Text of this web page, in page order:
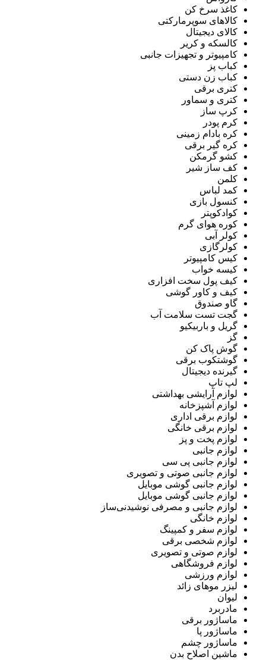
کاغذ سرخ کن
کالاهای سوپرمارکتی
کالای دیجیتال
کالسکه و کریر
کامپیوتر و تجهیزات جانبی
کباب پز
کباب زن دستی
کتری برقی
کتری و سماور
کرپ ساز
کرم پودر
کره بادام زمینی
کره گیر برقی
کشو گرمکن
کف ساز شیر
کلمن
کمد لباس
کنسول بازی
کوادکوپتر
کوره هوای گرم
کولر آبی
کولرگازی
کیس کامپیوتر
کیسه خواب
کیف پول سخت افزاری
کیف و کاور گوشی
گاو صندوق
گجت تست سلامت آب
گریل و باربیکیو
گز
گوش پاک کن
گوشتکوب برقی
گیرنده دیجیتال
لپ تاپ
لوازم آرایشی بهداشتی
لوازم آشپزخانه
لوازم برقی اداری
لوازم برقی خانگی
لوازم پخت و پز
لوازم جانبی
لوازم جانبی پی سی
لوازم جانبی صوتی و تصویری
لوازم جانبی گوشی موبایل
لوازم جانبی گوشی موبایل
لوازم جانبی و مصرفی نوشیدنی‌ساز
لوازم خانگی
لوازم سفر و کمپینگ
لوازم شخصی برقی
لوازم صوتی و تصویری
لوازم فروشگاهی
لوازم ورزشی
لیزر موهای زائد
لیوان
مادربرد
ماساژور برقی
ماساژور پا
ماساژور چشم
ماشین اصلاح بدن